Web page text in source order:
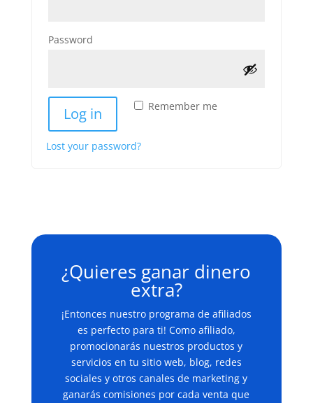
Password
Remember me
Log in
Lost your password?
¿Quieres ganar dinero
extra?
¡Entonces nuestro programa de afiliados
es perfecto para ti! Como afiliado,
promocionarás nuestros productos y
servicios en tu sitio web, blog, redes
sociales y otros canales de marketing y
ganarás comisiones por cada venta que